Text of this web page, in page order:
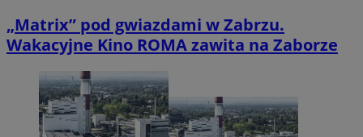
„Matrix” pod gwiazdami w Zabrzu.
Wakacyjne Kino ROMA zawita na Zaborze